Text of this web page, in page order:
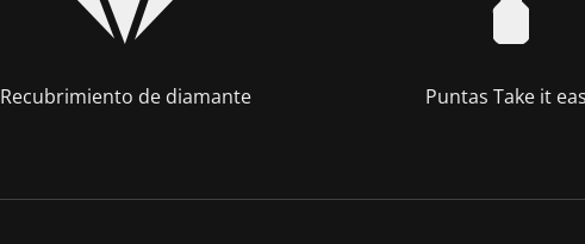
Recubrimiento de diamante Puntas Take it